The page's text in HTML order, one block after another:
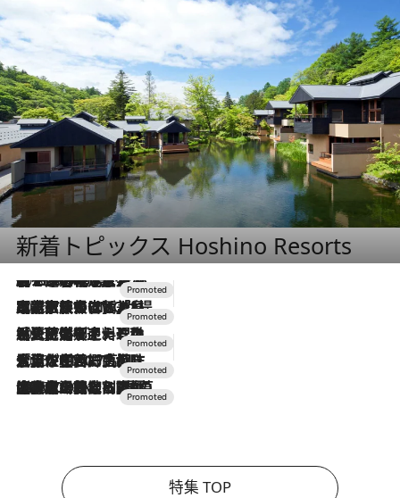
新着トピックス Hoshino Resorts
2026.8.7
【トンボの足水浴】ヒノキの香りに包まれて涼感マックス！約13℃の湧水かけ流しを避暑地「星野温泉 トンボの湯」で体験
2026.7.31
【ホテル帰省】という選択肢をOMOが提案。家族とほどよい距離を保つには「昼は実家、夜は気兼ねなくホテルで！」
2026.7.24
【夏限定ディナーコース】旬を迎える稚鮎や花ズッキーニなどをイタリア・トスカーナの郷土料理の手法で満喫！
2026.7.17
「土佐和ハーブかき氷」がOMO7高知に登場！生姜、山椒、大葉など目にも舌にも涼を呼ぶ郷土の味
2026.7.10
NEW OPEN！【界 草津】名湯の地に誕生。趣の異なる2種の温泉と上州ならではの会席・蕎麦割烹など美食を味わう究極の癒やし旅
特集 TOP